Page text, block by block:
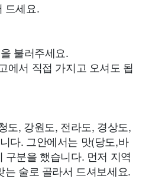
드세요.
불러주세요.
에서 직접 가지고 오셔도 됩
도, 강원도, 전라도, 경상도,
다. 그안에서는 맛(당도,바
구분을 했습니다. 먼저 지역
는 술로 골라서 드셔보세요.